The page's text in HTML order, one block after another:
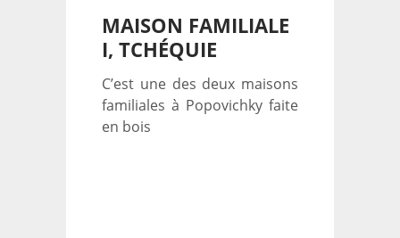
MAISON FAMILIALE
I, TCHÉQUIE
C’est une des deux maisons
familiales à Popovichky faite
en bois